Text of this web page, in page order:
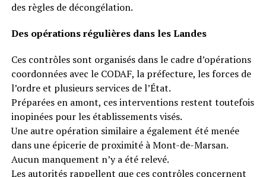
des règles de décongélation.
Des opérations régulières dans les Landes
Ces contrôles sont organisés dans le cadre d’opérations
coordonnées avec le CODAF, la préfecture, les forces de
l’ordre et plusieurs services de l’État.
Préparées en amont, ces interventions restent toutefois
inopinées pour les établissements visés.
Une autre opération similaire a également été menée
dans une épicerie de proximité à Mont-de-Marsan.
Aucun manquement n’y a été relevé.
Les autorités rappellent que ces contrôles concernent